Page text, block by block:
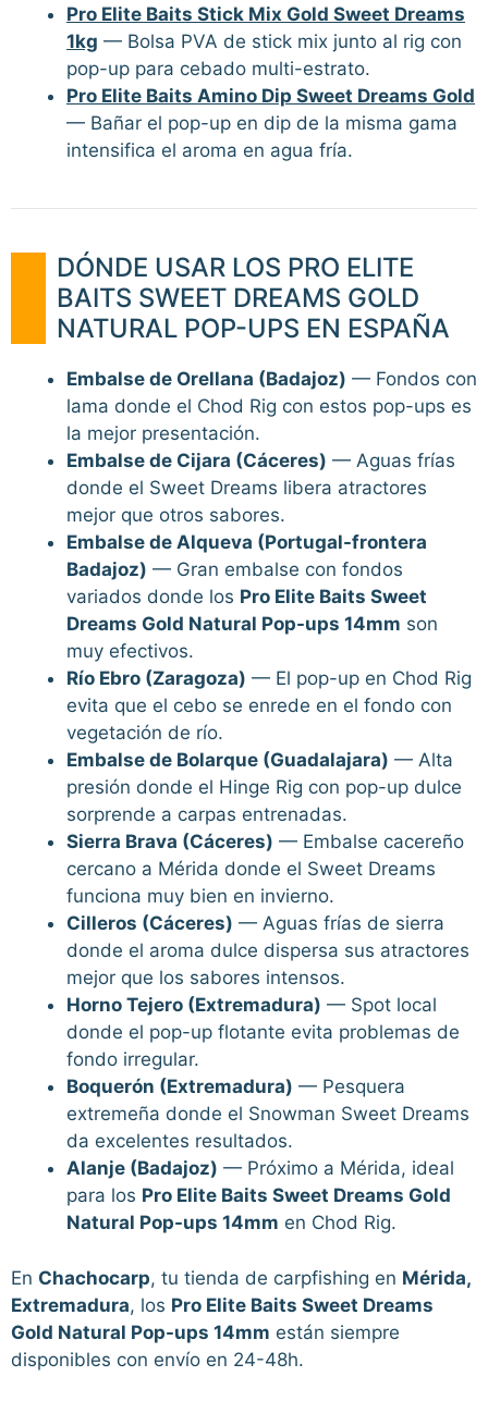
Pro Elite Baits Stick Mix Gold Sweet Dreams
1kg — Bolsa PVA de stick mix junto al rig con
pop-up para cebado multi-estrato.
Pro Elite Baits Amino Dip Sweet Dreams Gold
— Bañar el pop-up en dip de la misma gama
intensifica el aroma en agua fría.
DÓNDE USAR LOS PRO ELITE
BAITS SWEET DREAMS GOLD
NATURAL POP-UPS EN ESPAÑA
Embalse de Orellana (Badajoz) — Fondos con
lama donde el Chod Rig con estos pop-ups es
la mejor presentación.
Embalse de Cijara (Cáceres) — Aguas frías
donde el Sweet Dreams libera atractores
mejor que otros sabores.
Embalse de Alqueva (Portugal-frontera
Badajoz) — Gran embalse con fondos
variados donde los Pro Elite Baits Sweet
Dreams Gold Natural Pop-ups 14mm son
muy efectivos.
Río Ebro (Zaragoza) — El pop-up en Chod Rig
evita que el cebo se enrede en el fondo con
vegetación de río.
Embalse de Bolarque (Guadalajara) — Alta
presión donde el Hinge Rig con pop-up dulce
sorprende a carpas entrenadas.
Sierra Brava (Cáceres) — Embalse cacereño
cercano a Mérida donde el Sweet Dreams
funciona muy bien en invierno.
Cilleros (Cáceres) — Aguas frías de sierra
donde el aroma dulce dispersa sus atractores
mejor que los sabores intensos.
Horno Tejero (Extremadura) — Spot local
donde el pop-up flotante evita problemas de
fondo irregular.
Boquerón (Extremadura) — Pesquera
extremeña donde el Snowman Sweet Dreams
da excelentes resultados.
Alanje (Badajoz) — Próximo a Mérida, ideal
para los Pro Elite Baits Sweet Dreams Gold
Natural Pop-ups 14mm en Chod Rig.
En Chachocarp, tu tienda de carpfishing en Mérida,
Extremadura, los Pro Elite Baits Sweet Dreams
Gold Natural Pop-ups 14mm están siempre
disponibles con envío en 24-48h.